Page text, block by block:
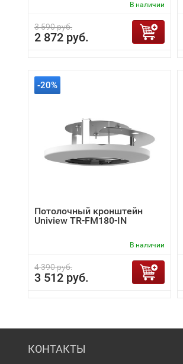
В наличии
3 590 руб.
2 872 руб.
-20%
Потолочный кронштейн
Uniview TR-FM180-IN
В наличии
4 390 руб.
3 512 руб.
КОНТАКТЫ